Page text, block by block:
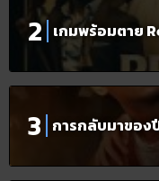
เกมพร้อมตาย
การกลับมาของ